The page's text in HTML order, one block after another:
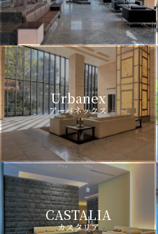
Urbanex
アーバネックス
CASTALIA
カスタリア